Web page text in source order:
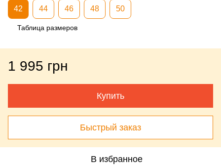
42 44 46 48 50
Таблица размеров
1 995 грн
Купить
Быстрый заказ
В избранное